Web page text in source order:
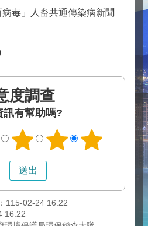
毒」人畜共通傳染病新聞
度調查
訊有幫助嗎?
115-02-24 16:22
16:22